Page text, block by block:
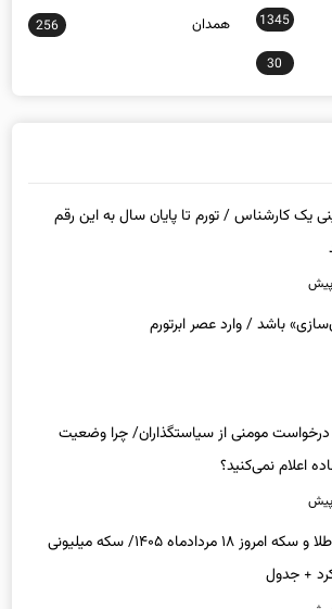
1345 همدان 256
30
یک کارشناس / تورم تا پایان سال به این رقم
باشد / وارد عصر ابرتورم
درخواست مومنی از سیاستگذاران/ چرا وضعیت
اعلام نمی‌کنید؟
قیمت طلا و سکه امروز ۱۸ مردادماه ۱۴۰۵/ سکه میلیونی
+ جدول